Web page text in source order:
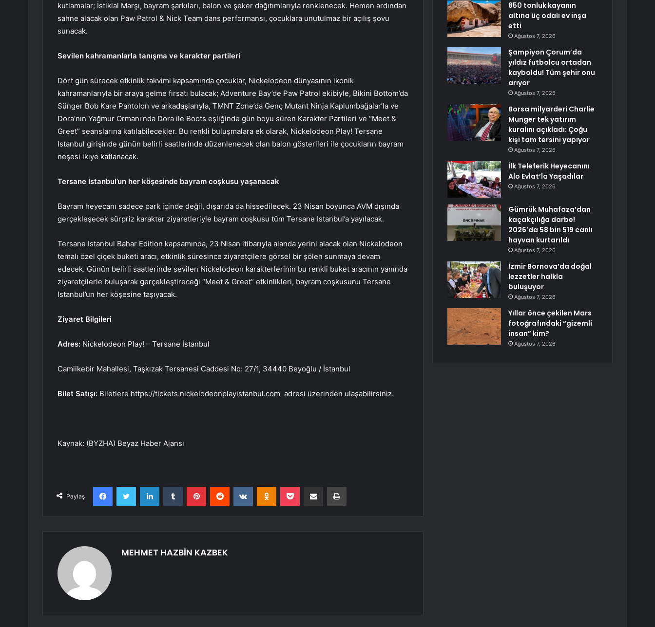
kutlamalar; İstiklal Marşı, bayram şarkıları, balon ve şeker dağıtımlarıyla renklenecek. Hemen ardından
sahne alacak olan Paw Patrol & Nick Team dans performansı, çocuklara unutulmaz bir açılış şovu
sunacak.
Sevilen kahramanlarla tanışma ve karakter partileri
Dört gün sürecek etkinlik takvimi kapsamında çocuklar, Nickelodeon dünyasının ikonik
kahramanlarıyla bir araya gelme fırsatı bulacak; Adventure Bay’de Paw Patrol ekibiyle, Bikini Bottom’da
Sünger Bob Kare Pantolon ve arkadaşlarıyla, TMNT Zone’da Genç Mutant Ninja Kaplumbağalar’la ve
Dora’nın Yağmur Ormanı’nda Dora ile Boots eşliğinde gün boyu süren Karakter Partileri ve “Meet &
Greet” seanslarına katılabilecekler. Bu renkli buluşmalara ek olarak, Nickelodeon Play! Tersane
Istanbul girişinde günün belirli saatlerinde düzenlenecek olan balon gösterileri ile çocukların bayram
neşesi ikiye katlanacak.
Tersane Istanbul’un her köşesinde bayram coşkusu yaşanacak
Bayram heyecanı sadece park içinde değil, dışarıda da hissedilecek. 23 Nisan boyunca AVM dışında
gerçekleşecek sürpriz karakter ziyaretleriyle bayram coşkusu tüm Tersane Istanbul’a yayılacak.
Tersane Istanbul Bahar Edition kapsamında, 23 Nisan itibarıyla alanda yerini alacak olan Nickelodeon
temalı özel çiçek buketi aracı, etkinlik süresince ziyaretçilere görsel bir şölen sunmaya devam
edecek. Günün belirli saatlerinde sevilen Nickelodeon karakterlerinin bu renkli buket aracının yanında
ziyaretçilerle buluşarak gerçekleştireceği “Meet & Greet” etkinlikleri, bayram coşkusunu Tersane
Istanbul’un her köşesine taşıyacak.
Ziyaret Bilgileri
Adres: Nickelodeon Play! – Tersane İstanbul
Camiikebir Mahallesi, Taşkızak Tersanesi Caddesi No: 27/1, 34440 Beyoğlu / İstanbul
Bilet Satışı: Biletlere https://tickets.nickelodeonplayistanbul.com adresi üzerinden ulaşabilirsiniz.
Kaynak: (BYZHA) Beyaz Haber Ajansı
Paylaş
FacebookTwitter LinkedInTumblr PinterestReddit VKontakteOdnoklassniki
Pocket E-Posta ile paylaş Yazdır
MEHMET HAZBİN KAZBEK
850 tonluk kayanın
altına üç odalı ev inşa
etti
Ağustos 7, 2026
Şampiyon Çorum’da
yıldız futbolcu ortadan
kayboldu! Tüm şehir onu
arıyor
Ağustos 7, 2026
Borsa milyarderi Charlie
Munger tek yatırım
kuralını açıkladı: Çoğu
kişi tam tersini yapıyor
Ağustos 7, 2026
İlk Teleferik Heyecanını
Alo Evlat’la Yaşadılar
Ağustos 7, 2026
Gümrük Muhafaza’dan
kaçakçılığa darbe!
2026’da 58 bin 519 canlı
hayvan kurtarıldı
Ağustos 7, 2026
İzmir Bornova’da doğal
lezzetler halkla
buluşuyor
Ağustos 7, 2026
Yıllar önce çekilen Mars
fotoğrafındaki “gizemli
insan” kim?
Ağustos 7, 2026